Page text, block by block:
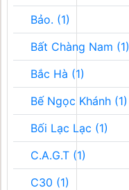
Bảo. (1)
Bất Chàng Nam (1)
Bắc Hà (1)
Bế Ngọc Khánh (1)
Bối Lạc Lạc (1)
C.A.G.T (1)
C30 (1)